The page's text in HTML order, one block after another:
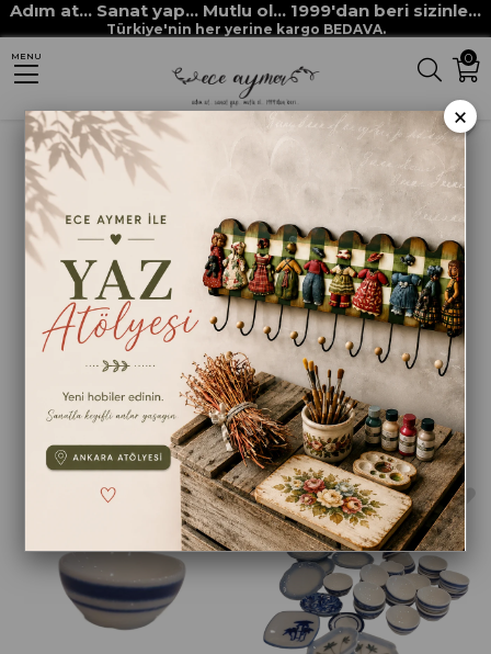
Adım at... Sanat yap... Mutlu ol... 1999'dan beri sizinle...
Türkiye'nin her yerine kargo BEDAVA.
0
MENU
Anasayfa MİNYATÜR ÜRÜNLER
MİNYATÜR LACİVERT
ÇİZGİLİ KASE
₺150,00
MİNYATÜR ÇİNİ DESENLİ
KASE
₺150,00
×